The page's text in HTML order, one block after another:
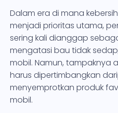
Dalam era di mana
menjadi prioritas utama,
sering kali dianggap
mengatasi bau tidak
mobil. Namun, tampaknya
harus dipertimbangkan
menyemprotkan produk
mobil.